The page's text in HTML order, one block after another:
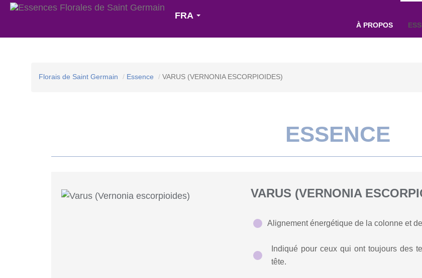
FRA
À PROPOS
Florais de Saint Germain Essence VARUS (VERNONIA ESCORPIOIDES)
ESSENCE
VARUS (VERNONIA
Alignement énergétique de la colonne et
Indiqué pour ceux qui ont toujours des
tête.